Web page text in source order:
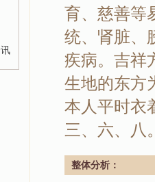
育、慈善等
统、肾脏、
疾病。吉祥
生地的东方
本人平时衣
三、六、八
整体分析：